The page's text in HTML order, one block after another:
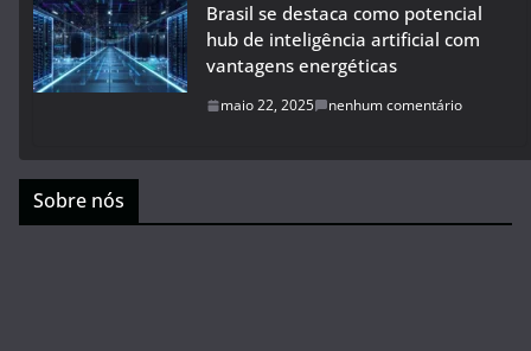
Brasil se destaca como potencial
hub de inteligência artificial com
vantagens energéticas
maio 22, 2025 nenhum comentário
Sobre nós